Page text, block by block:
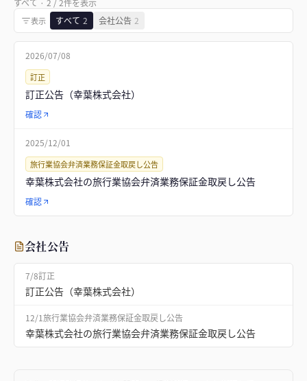
すべて · 2 /2件を表示
表示 すべて 2 会社公告 2
2026/07/08
訂正
訂正公告（幸葉株式会社）
確認
2025/12/01
旅行業協会弁済業務保証金取戻し公告
幸葉株式会社の旅行業協会弁済業務保証金取戻し公告
確認
会社公告
7/8訂正
訂正公告（幸葉株式会社）
12/1旅行業協会弁済業務保証金取戻し公告
幸葉株式会社の旅行業協会弁済業務保証金取戻し公告